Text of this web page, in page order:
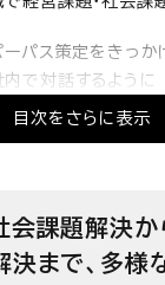
目次をさらに表示
パス策定をきっか
で対話するように
らこそ、対話を通じ
たいことを、日本
て実現していく
会課題解決か
決まで、多様